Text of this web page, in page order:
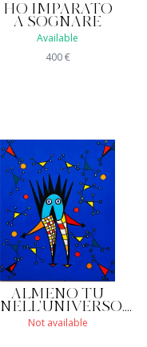
HO IMPARATO
A SOGNARE
Available
400€
ALMENO TU
NELL'UNIVERSO....
Not available